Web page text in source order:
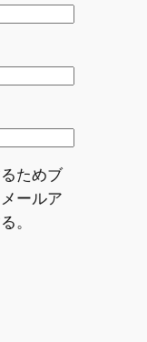
ためブ
ールア
。